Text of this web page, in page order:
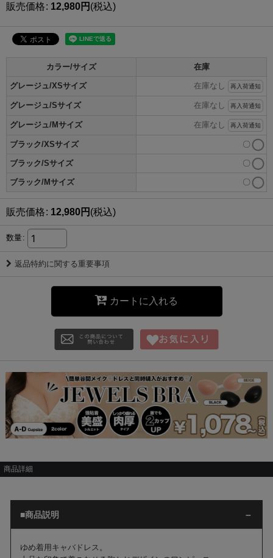
販売価格: 12,980円 (税込)
カラー/サイズ 在庫
グレージュ/XSサイズ 在庫なし 再入荷通知
グレージュ/Sサイズ 在庫なし 再入荷通知
グレージュ/Mサイズ 在庫なし 再入荷通知
ブラック/XSサイズ 〇
ブラック/Sサイズ 〇
ブラック/Mサイズ 〇
販売価格: 12,980円 (税込)
数量:
返品特約に関する重要事項
カートに入れる
商品詳細
■商品説明
ゆめ着用キャバドレス。